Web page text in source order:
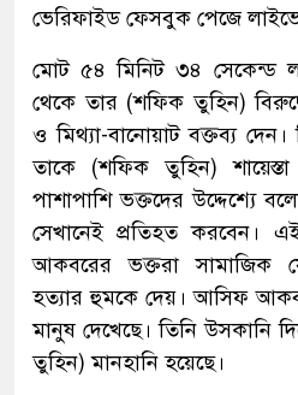
ভেরিফাইড ফেসবুক পেজে
মোট ৫৪ মিনিট ৩৪ সেকেন্ড
থেকে তার (শফিক তুহিন)
ও মিথ্যা-বানোয়াট বক্তব্য
তাকে (শফিক তুহিন)
পাশাপাশি ভক্তদের উদ্দেশ্যে
সেখানেই প্রতিহত করবেন।
আকবরের ভক্তরা সামাজিক
হত্যার হুমকে দেয়। আসিফ
মানুষ দেখেছে। তিনি উসকানি
তুহিন) মানহানি হয়েছে।